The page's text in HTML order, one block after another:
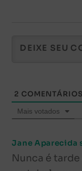
2 COMENTÁRIOS
Mais votados
Jane Aparecida
Nunca é